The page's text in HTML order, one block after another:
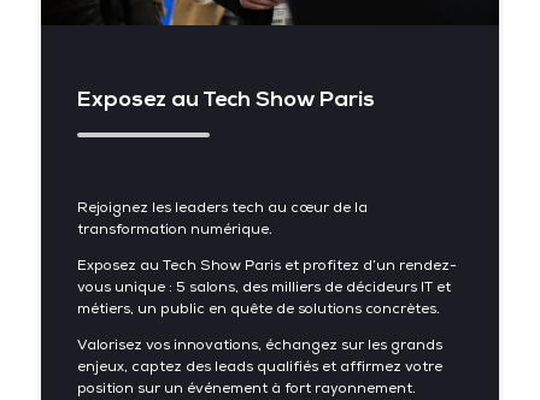
Exposez au Tech Show Paris
Rejoignez les leaders tech au cœur de la
transformation numérique.
Exposez au Tech Show Paris et profitez d’un rendez-
vous unique : 5 salons, des milliers de décideurs IT et
métiers, un public en quête de solutions concrètes.
Valorisez vos innovations, échangez sur les grands
enjeux, captez des leads qualifiés et affirmez votre
position sur un événement à fort rayonnement.